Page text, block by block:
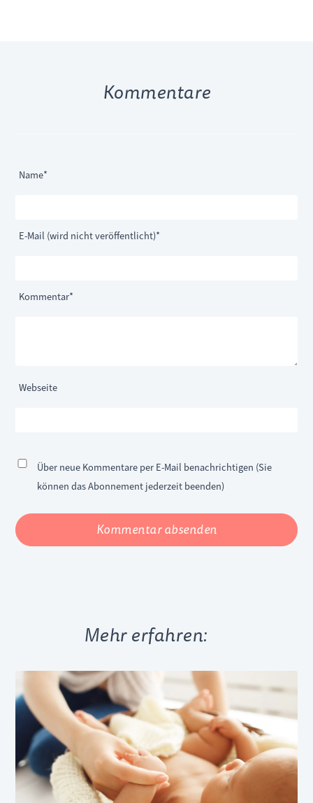
Kommentare
Pflichtfeld
Name*
Pflichtfeld
E-Mail (wird nicht veröffentlicht)*
Webseite
Pflichtfeld
Kommentar*
Über neue Kommentare per E-Mail benachrichtigen (Sie
können das Abonnement jederzeit beenden)
Kommentar absenden
Mehr erfahren: